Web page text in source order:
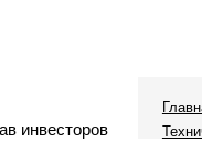
инвесторов